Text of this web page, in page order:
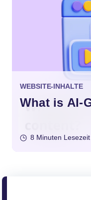
WEBSITE-INHALTE
What is AI-
8 Minuten Lesezeit